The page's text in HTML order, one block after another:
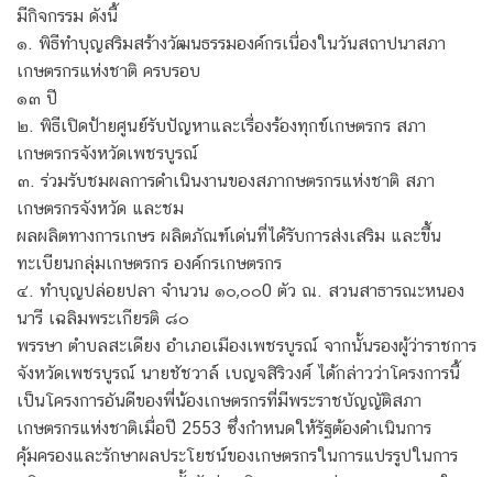
มีกิจกรรม ดังนี้
๑. พิธีทำบุญสริมสร้างวัฒนธรรมองค์กรเนื่องในวันสถาปนาสภา
เกษตรกรแห่งชาติ ครบรอบ
๑๓ ปี
๒. พิธีเปิดป้ายศูนย์รับปัญหาและเรื่องร้องทุกข์เกษตรกร สภา
เกษตรกรจังหวัดเพชรบูรณ์
๓. ร่วมรับชมผลการดำเนินงานของสภากษตรกรแห่งชาติ สภา
เกษตรกรจังหวัด และชม
ผลผลิตทางการเกษร ผลิตภัณฑ์เด่นที่ได้รับการส่งเสริม และขึ้น
ทะเบียนกลุ่มเกษตรกร องค์กรเกษตรกร
๔. ทำบุญปล่อยปลา จำนวน ๑๐,๐๐0 ตัว ณ. สวนสาธารณะหนอง
นารี เฉลิมพระเกียรติ ๘๐
พรรษา ตำบลสะเดียง อำเภอเมืองเพชรบูรณ์ จากนั้นรองผู้ว่าราชการ
จังหวัดเพชรบูรณ์ นายชัชวาล์ เบญจสิริวงศ์ ได้กล่าวว่าโครงการนี้
เป็นโครงการอันดีของพี่น้องเกษตรกรที่มีพระราชบัญญัติสภา
เกษตรกรแห่งชาติเมื่อปี 2553 ซึ่งกำหนดให้รัฐต้องดำเนินการ
คุ้มครองและรักษาผลประโยชน์ของเกษตรกรในการแปรรูปในการ